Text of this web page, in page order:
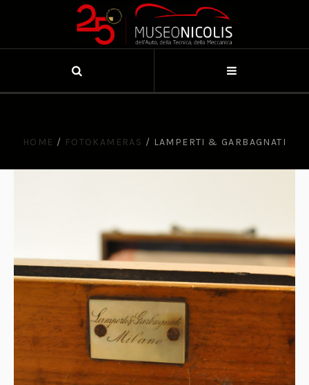
HOME / FOTOKAMERAS / LAMPERTI & GARBAGNATI